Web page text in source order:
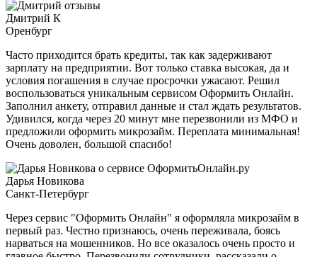
Дмитрий К
Оренбург
Часто приходится брать кредиты, так как задерживают
зарплату на предприятии. Вот только ставка высокая, да и
условия погашения в случае просрочки ужасают. Решил
воспользоваться уникальным сервисом Оформить Онлайн.
Заполнил анкету, отправил данные и стал ждать результатов.
Удивился, когда через 20 минут мне перезвонили из МФО и
предложили оформить микрозайм. Переплата минимальная!
Очень доволен, большой спасибо!
Дарья Новикова
Санкт-Петербург
Через сервис "Оформить Онлайн" я оформляла микрозайм в
первый раз. Честно признаюсь, очень переживала, боясь
нарваться на мошенников. Но все оказалось очень просто и